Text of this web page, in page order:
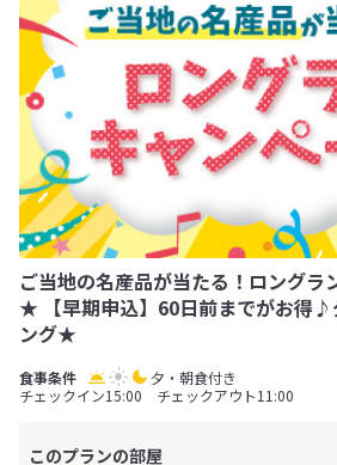
ご当地の名産品が当たる！ロング
★ 【早期申込】60日前までがお得♪
ング★
夕・朝食付き
チェックイン15:00 チェックアウト11:00